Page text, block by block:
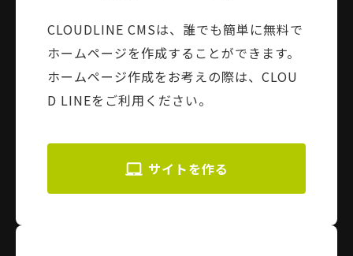
CLOUDLINE CMSは、誰でも簡単に無料で
ホームページを作成することができます。
ホームページ作成をお考えの際は、CLOU
D LINEをご利用ください。
サイトを作る